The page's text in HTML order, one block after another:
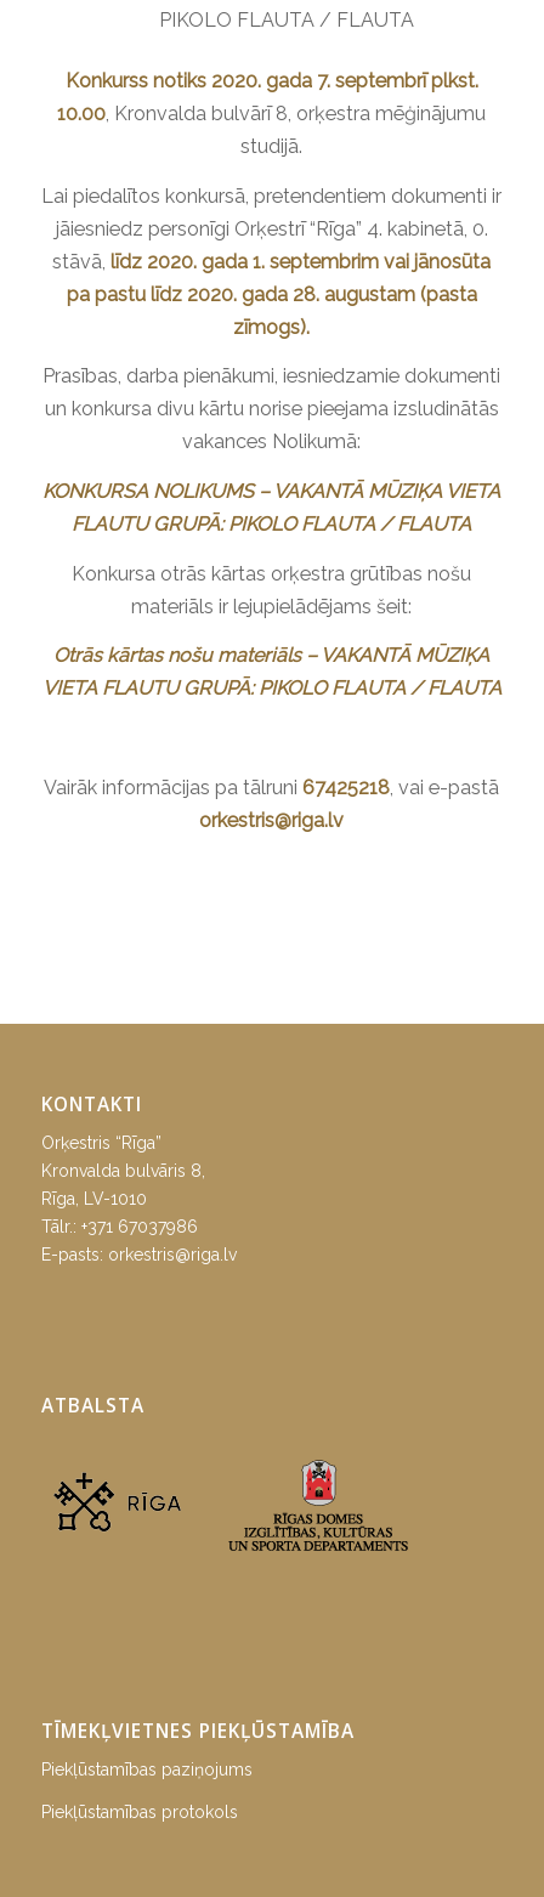
PIKOLO FLAUTA / FLAUTA
Konkurss notiks 2020. gada 7. septembrī plkst.
10.00, Kronvalda bulvārī 8, orķestra mēģinājumu
studijā.
Lai piedalītos konkursā, pretendentiem dokumenti ir
jāiesniedz personīgi Orķestrī “Rīga” 4. kabinetā, 0.
stāvā, līdz 2020. gada 1. septembrim vai jānosūta
pa pastu līdz 2020. gada 28. augustam (pasta
zīmogs).
Prasības, darba pienākumi, iesniedzamie dokumenti
un konkursa divu kārtu norise pieejama izsludinātās
vakances Nolikumā:
KONKURSA NOLIKUMS – VAKANTĀ MŪZIĶA VIETA
FLAUTU GRUPĀ: PIKOLO FLAUTA / FLAUTA
Konkursa otrās kārtas orķestra grūtības nošu
materiāls ir lejupielādējams šeit:
Otrās kārtas nošu materiāls – VAKANTĀ MŪZIĶA
VIETA FLAUTU GRUPĀ: PIKOLO FLAUTA / FLAUTA
Vairāk informācijas pa tālruni67425218 , vai e-pastā
orkestris@riga.lv
KONTAKTI
Orķestris “Rīga”
Kronvalda bulvāris 8,
Rīga, LV-1010
Tālr.: +371 67037986
E-pasts: orkestris@riga.lv
ATBALSTA
TĪMEKĻVIETNES PIEKĻŪSTAMĪBA
Piekļūstamības paziņojums
Piekļūstamības protokols